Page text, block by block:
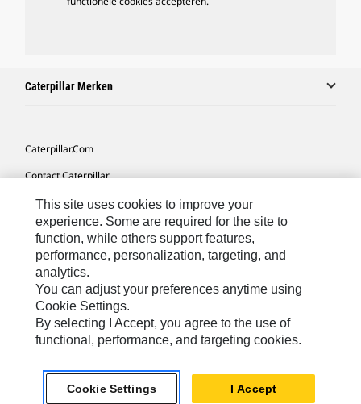
Caterpillar Merken
Caterpillar.com
Contact Caterpillar
Mijn Marketingvoorkeuren
Site Map
Cookie Settings
Legal
Privacy
Europe-Dutch© 2026 Caterpillar. Alle rechten voorbehouden.
This site uses cookies to improve your
experience. Some are required for the site to
function, while others support features,
performance, personalization, targeting, and
analytics.
You can adjust your preferences anytime using
Cookie Settings.
By selecting I Accept, you agree to the use of
functional, performance, and targeting cookies.
Cookie Settings I Accept